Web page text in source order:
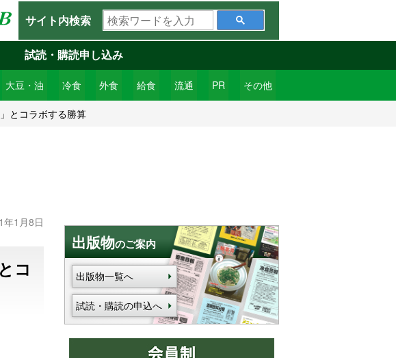
サイト内検索
検
索
ワ
ー
ド
を
大豆・油 冷食 外食 給食 流通 PR その他
試読・購読申し込み
とコラボする勝算
年1月8日
コ
出版物のご案内
出版物一覧へ
試読・購読の申込へ